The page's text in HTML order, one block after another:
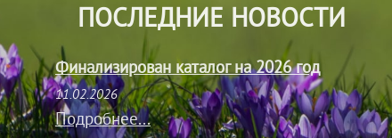
ПОСЛЕДНИЕ НОВОСТИ
Финализирован каталог на 2026 год
11.02.2026
Подробнее...